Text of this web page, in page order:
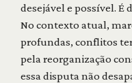
desejável e possível.
No contexto atual,
profundas, conflitos
pela reorganização
essa disputa não